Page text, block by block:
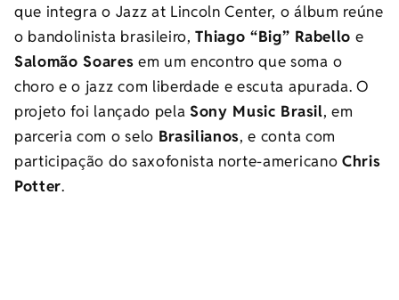
que integra o Jazz at Lincoln Center, o álbum reúne
o bandolinista brasileiro,Thiago “Big” Rabello e
Salomão Soares em um encontro que soma o
choro e o jazz com liberdade e escuta apurada. O
projeto foi lançado pela Sony Music Brasil, em
parceria com o selo Brasilianos, e conta com
participação do saxofonista norte-americano Chris
Potter.